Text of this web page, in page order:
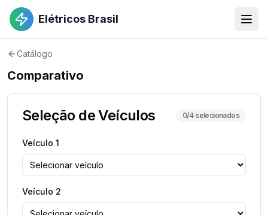
Elétricos Brasil
Catálogo
Comparativo
Seleção de Veículos 0/4 selecionados
Veículo 1
Veículo 2